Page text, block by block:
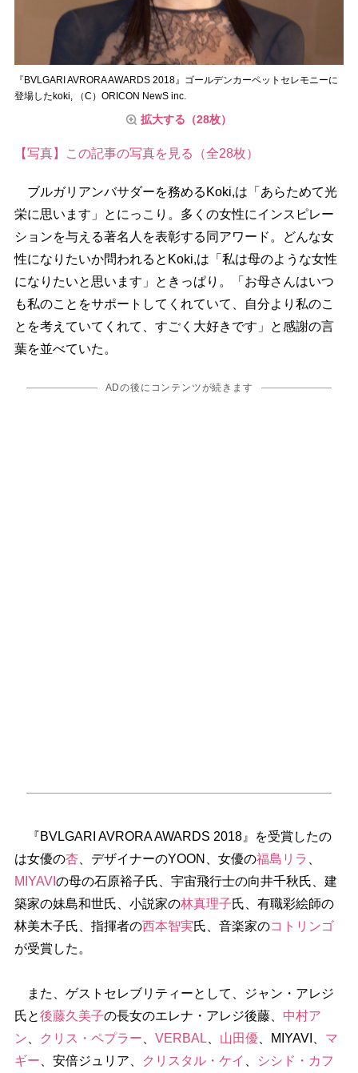
『BVLGARI AVRORA AWARDS 2018』ゴールデンカーペットセレモニーに
登場したkoki, （C）ORICON NewS inc.
拡大する（28枚）
【写真】この記事の写真を見る（全28枚）
ブルガリアンバサダーを務めるKoki,は「あらためて光
栄に思います」とにっこり。多くの女性にインスピレー
ションを与える著名人を表彰する同アワード。どんな女
性になりたいか問われるとKoki,は「私は母のような女性
になりたいと思います」ときっぱり。「お母さんはいつ
も私のことをサポートしてくれていて、自分より私のこ
とを考えていてくれて、すごく大好きです」と感謝の言
葉を並べていた。
ADの後にコンテンツが続きます
『BVLGARI AVRORA AWARDS 2018』を受賞したの
は女優の杏、デザイナーのYOON、女優の福島リラ
MIYAVI の母の石原裕子氏、宇宙飛行士の向井千秋氏、建
築家の妹島和世氏、小説家の林真理子氏、有職彩絵師の
林美木子氏、指揮者の西本智実氏、音楽家のコトリンゴ
が受賞した。
また、ゲストセレブリティーとして、ジャン・アレジ
氏と後藤久美子の長女のエレナ・アレジ後藤、 中村ア
ン
クリス・ペプラー VERBAL 山田優、MIYAVI、 マ
ギー 、安倍ジュリア、 クリスタル・ケイ シシド・カフ